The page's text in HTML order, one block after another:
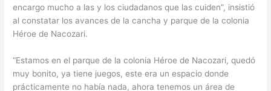
encargo mucho a las y los ciudadanos que las cuiden”, insistió
al constatar los avances de la cancha y parque de la colonia
Héroe de Nacozari.
“Estamos en el parque de la colonia Héroe de Nacozari, quedó
muy bonito, ya tiene juegos, este era un espacio donde
prácticamente no había nada, ahora tenemos un área de